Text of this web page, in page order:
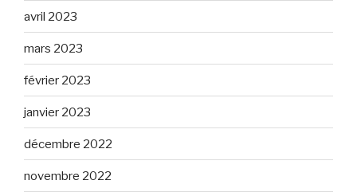
avril 2023
mars 2023
février 2023
janvier 2023
décembre 2022
novembre 2022